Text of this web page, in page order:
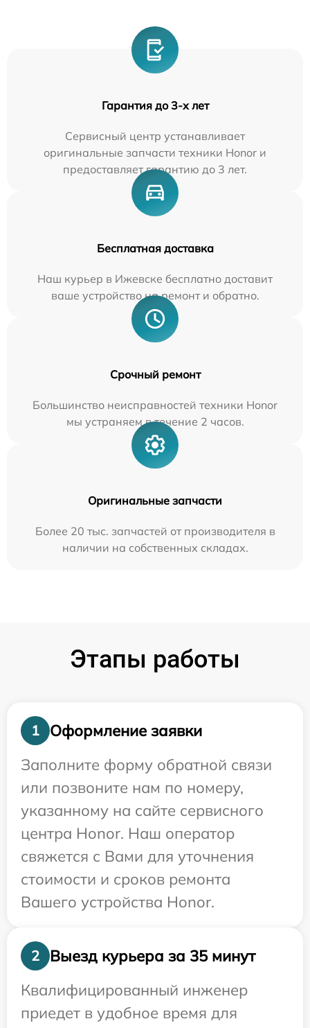
Гарантия до 3-х лет
Сервисный центр устанавливает
оригинальные запчасти техники Honor и
предоставляет гарантию до 3 лет.
Бесплатная доставка
Наш курьер в Ижевске бесплатно доставит
ваше устройство на ремонт и обратно.
Срочный ремонт
Большинство неисправностей техники Honor
мы устраняем в течение 2 часов.
Оригинальные запчасти
Более 20 тыс. запчастей от производителя в
наличии на собственных складах.
Этапы работы
1
Оформление заявки
Заполните форму обратной связи
или позвоните нам по номеру,
указанному на сайте сервисного
центра Honor. Наш оператор
свяжется с Вами для уточнения
стоимости и сроков ремонта
Вашего устройства Honor.
2
Выезд курьера за 35 минут
Квалифицированный инженер
приедет в удобное время для